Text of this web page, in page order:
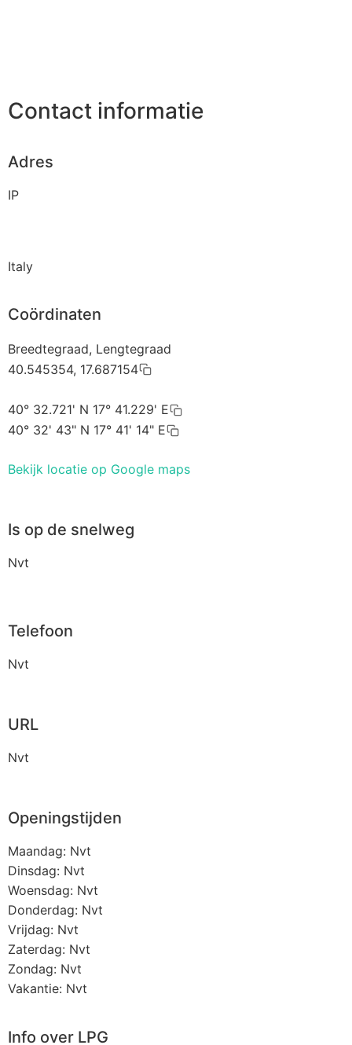
Contact informatie
Adres
IP
Italy
Coördinaten
Breedtegraad, Lengtegraad
40.545354, 17.687154
40° 32.721' N 17° 41.229' E
40° 32' 43" N 17° 41' 14" E
Bekijk locatie op Google maps
Is op de snelweg
Nvt
Telefoon
Nvt
URL
Nvt
Openingstijden
Maandag: Nvt
Dinsdag: Nvt
Woensdag: Nvt
Donderdag: Nvt
Vrijdag: Nvt
Zaterdag: Nvt
Zondag: Nvt
Vakantie: Nvt
Info over LPG